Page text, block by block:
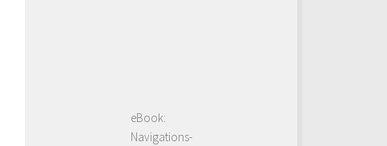
eBook:
Navigations-